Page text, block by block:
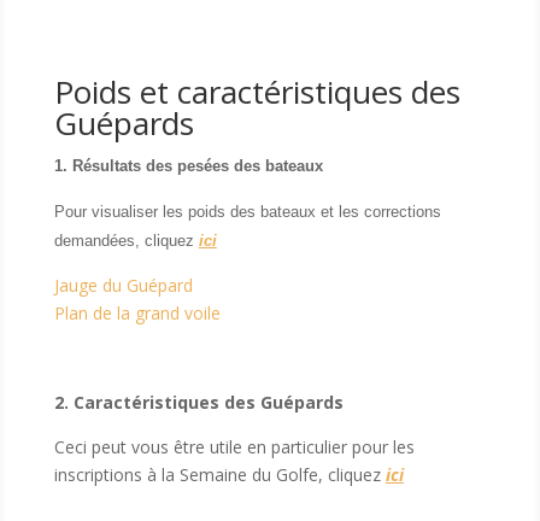
Poids et caractéristiques des
Guépards
1. Résultats des pesées des bateaux
Pour visualiser les poids des bateaux et les corrections
demandées, cliquez ici
Jauge du Guépard
Plan de la grand voile
2. Caractéristiques des Guépards
Ceci peut vous être utile en particulier pour les
inscriptions à la Semaine du Golfe, cliquez ici